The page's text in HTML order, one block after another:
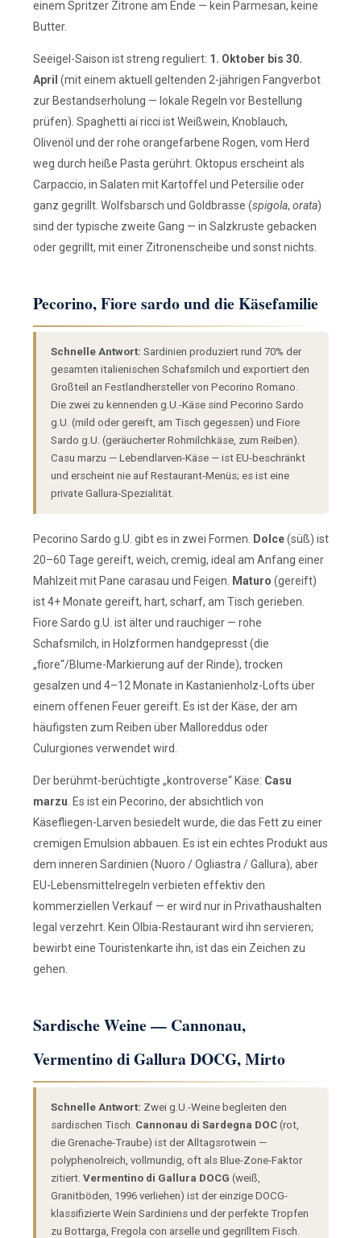
einem Spritzer Zitrone am Ende — kein Parmesan, keine
Butter.
Seeigel-Saison ist streng reguliert: 1. Oktober bis 30.
April (mit einem aktuell geltenden 2-jährigen Fangverbot
zur Bestandserholung — lokale Regeln vor Bestellung
prüfen). Spaghetti ai ricci ist Weißwein, Knoblauch,
Olivenöl und der rohe orangefarbene Rogen, vom Herd
weg durch heiße Pasta gerührt. Oktopus erscheint als
Carpaccio, in Salaten mit Kartoffel und Petersilie oder
ganz gegrillt. Wolfsbarsch und Goldbrasse (spigola, orata)
sind der typische zweite Gang — in Salzkruste gebacken
oder gegrillt, mit einer Zitronenscheibe und sonst nichts.
Pecorino, Fiore sardo und die Käsefamilie
Schnelle Antwort: Sardinien produziert rund 70% der
gesamten italienischen Schafsmilch und exportiert den
Großteil an Festlandhersteller von Pecorino Romano.
Die zwei zu kennenden g.U.-Käse sind Pecorino Sardo
g.U. (mild oder gereift, am Tisch gegessen) und Fiore
Sardo g.U. (geräucherter Rohmilchkäse, zum Reiben).
Casu marzu — Lebendlarven-Käse — ist EU-beschränkt
und erscheint nie auf Restaurant-Menüs; es ist eine
private Gallura-Spezialität.
Pecorino Sardo g.U. gibt es in zwei Formen. Dolce(süß) ist
20–60 Tage gereift, weich, cremig, ideal am Anfang einer
Mahlzeit mit Pane carasau und Feigen. Maturo (gereift)
ist 4+ Monate gereift, hart, scharf, am Tisch gerieben.
Fiore Sardo g.U. ist älter und rauchiger — rohe
Schafsmilch, in Holzformen handgepresst (die
„fiore“/Blume-Markierung auf der Rinde), trocken
gesalzen und 4–12 Monate in Kastanienholz-Lofts über
einem offenen Feuer gereift. Es ist der Käse, der am
häufigsten zum Reiben über Malloreddus oder
Culurgiones verwendet wird.
Der berühmt-berüchtigte „kontroverse“ Käse: Casu
marzu . Es ist ein Pecorino, der absichtlich von
Käsefliegen-Larven besiedelt wurde, die das Fett zu einer
cremigen Emulsion abbauen. Es ist ein echtes Produkt aus
dem inneren Sardinien (Nuoro / Ogliastra / Gallura), aber
EU-Lebensmittelregeln verbieten effektiv den
kommerziellen Verkauf — er wird nur in Privathaushalten
legal verzehrt. Kein Olbia-Restaurant wird ihn servieren;
bewirbt eine Touristenkarte ihn, ist das ein Zeichen zu
gehen.
Sardische Weine — Cannonau,
Vermentino di Gallura DOCG, Mirto
Schnelle Antwort: Zwei g.U.-Weine begleiten den
sardischen Tisch. Cannonau di Sardegna DOC(rot,
die Grenache-Traube) ist der Alltagsrotwein —
polyphenolreich, vollmundig, oft als Blue-Zone-Faktor
zitiert. Vermentino di Gallura DOCG (weiß,
Granitböden, 1996 verliehen) ist der einzige DOCG-
klassifizierte Wein Sardiniens und der perfekte Tropfen
zu Bottarga, Fregola con arselle und gegrilltem Fisch.